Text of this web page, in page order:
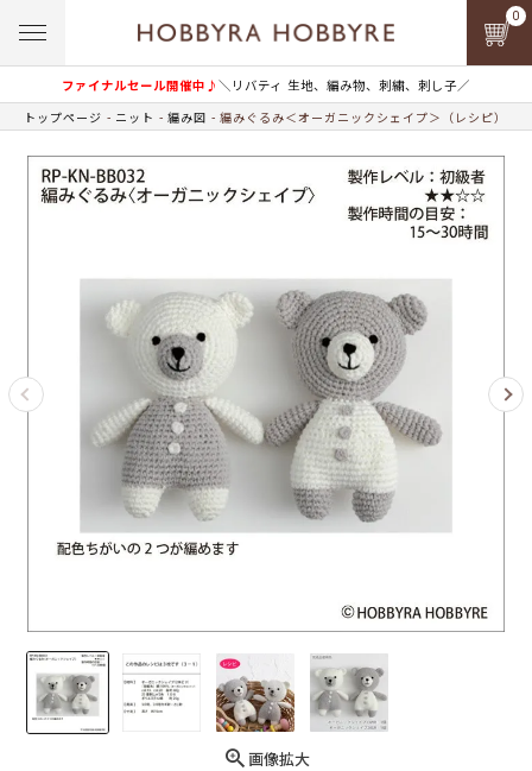
ファイナルセール開催中♪＼リバティ 生地、編み物、刺繍、刺し子／
0
トップページ ニット 編み図 編みぐるみ＜オーガニックシェイプ＞（レシピ）
画像拡大